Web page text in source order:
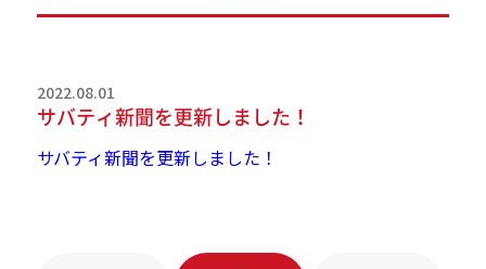
2022.08.01
サバティ新聞を更新しました！
サバティ新聞を更新しました！